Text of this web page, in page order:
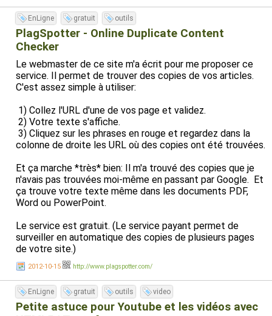
EnLigne gratuit outils
PlagSpotter - Online Duplicate Content
Checker
Le webmaster de ce site m'a écrit pour me proposer ce
service. Il permet de trouver des copies de vos articles.
C'est assez simple à utiliser:
1) Collez l'URL d'une de vos page et validez.
2) Votre texte s'affiche.
3) Cliquez sur les phrases en rouge et regardez dans la
colonne de droite les URL où des copies ont été trouvées.
Et ça marche *très* bien: Il m'a trouvé des copies que je
n'avais pas trouvées moi-même en passant par Google. Et
ça trouve votre texte même dans les documents PDF,
Word ou PowerPoint.
Le service est gratuit. (Le service payant permet de
surveiller en automatique des copies de plusieurs pages
de votre site.)
2012-10-15 http://www.plagspotter.com/
EnLigne gratuit outils video
Petite astuce pour Youtube et les vidéos avec